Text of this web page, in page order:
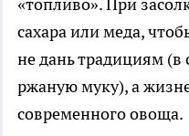
сахара или меда,
не дань традициям (в
ржаную муку), а
современного овоща.